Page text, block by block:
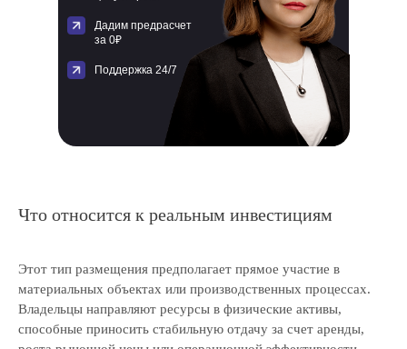
Дадим предрасчет
за 0₽
Поддержка 24/7
Что относится к реальным инвестициям
Этот тип размещения предполагает прямое участие в
материальных объектах или производственных процессах.
Владельцы направляют ресурсы в физические активы,
способные приносить стабильную отдачу за счет аренды,